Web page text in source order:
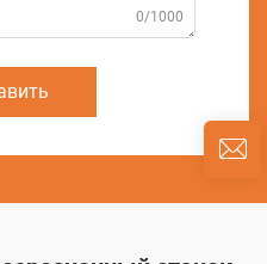
0/1000